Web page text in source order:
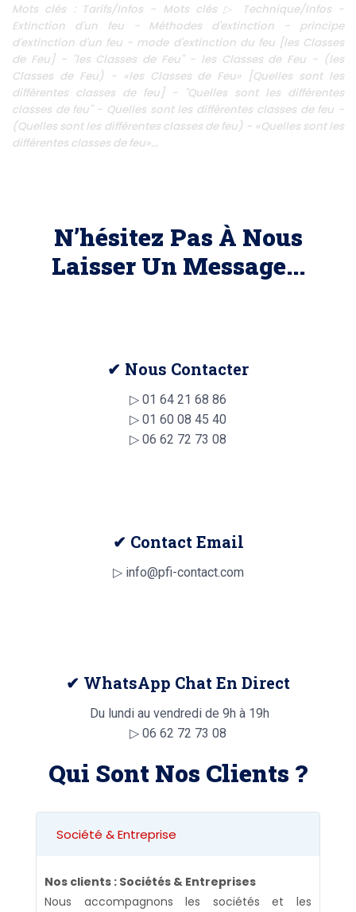
Mots clés : Tarifs/Infos - Mots clés ▷ Technique/Infos -
Extinction d'un feu - Méthodes d'extinction - principe
d'extinction d'un feu - mode d'extinction du feu [les Classes
de Feu] - "les Classes de Feu" - les Classes de Feu - (les
Classes de Feu) - «les Classes de Feu» [Quelles sont les
différentes classes de feu] - "Quelles sont les différentes
classes de feu" - Quelles sont les différentes classes de feu -
(Quelles sont les différentes classes de feu) - «Quelles sont les
différentes classes de feu»...
N’hésitez Pas À Nous
Laisser Un Message...
✔ Nous Contacter
▷ 01 64 21 68 86
▷ 01 60 08 45 40
▷ 06 62 72 73 08
✔ Contact Email
▷ info@pfi-contact.com
✔ WhatsApp Chat En Direct
Du lundi au vendredi de 9h à 19h
▷ 06 62 72 73 08
Qui Sont Nos Clients ?
Société & Entreprise
Nos clients : Sociétés & Entreprises
Nous accompagnons les sociétés et les